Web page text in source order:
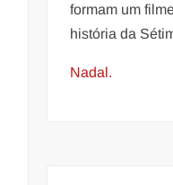
formam um
história da
Nadal.